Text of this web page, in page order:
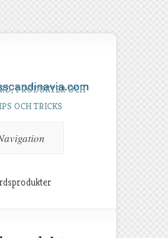
PRODUKTER OCH
OCH TRICKS